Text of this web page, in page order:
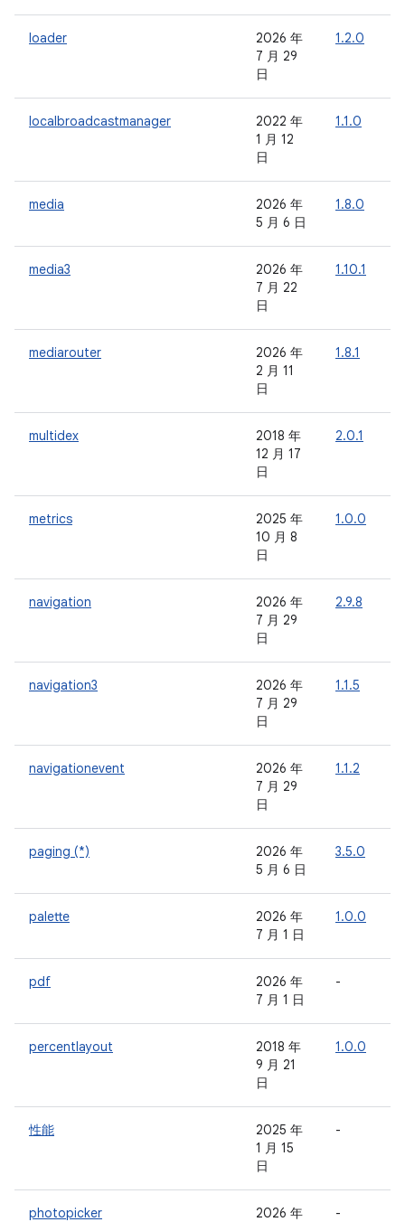
loader
2026 年
7 月 29
日
1.2.0
localbroadcastmanager
2022 年
1 月 12
日
1.1.0
media
2026 年
5 月 6 日
1.8.0
media3
2026 年
7 月 22
日
1.10.1
mediarouter
2026 年
2 月 11
日
1.8.1
multidex
2018 年
12 月 17
日
2.0.1
metrics
2025 年
10 月 8
日
1.0.0
navigation
2026 年
7 月 29
日
2.9.8
navigation3
2026 年
7 月 29
日
1.1.5
navigationevent
2026 年
7 月 29
日
1.1.2
paging (*)
2026 年
5 月 6 日
3.5.0
palette
2026 年
7 月 1 日
1.0.0
pdf
2026 年
7 月 1 日
-
percentlayout
2018 年
9 月 21
日
1.0.0
性能
2025 年
1 月 15
日
-
photopicker
2026 年
-